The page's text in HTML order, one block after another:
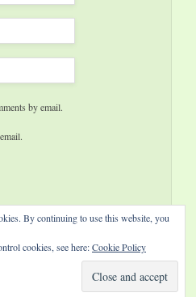
by email.
By continuing to use this website, you
cookies, see here:Cookie Policy